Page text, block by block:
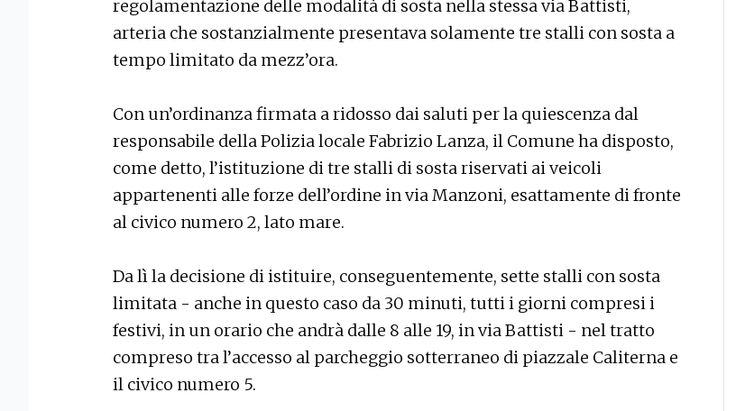
regolamentazione delle modalità di sosta nella stessa via Battisti,
arteria che sostanzialmente presentava solamente tre stalli con sosta a
tempo limitato da mezz’ora.
Con un’ordinanza firmata a ridosso dai saluti per la quiescenza dal
responsabile della Polizia locale Fabrizio Lanza, il Comune ha disposto,
come detto, l’istituzione di tre stalli di sosta riservati ai veicoli
appartenenti alle forze dell’ordine in via Manzoni, esattamente di fronte
al civico numero 2, lato mare.
Da lì la decisione di istituire, conseguentemente, sette stalli con sosta
limitata - anche in questo caso da 30 minuti, tutti i giorni compresi i
festivi, in un orario che andrà dalle 8 alle 19, in via Battisti - nel tratto
compreso tra l’accesso al parcheggio sotterraneo di piazzale Caliterna e
il civico numero 5.